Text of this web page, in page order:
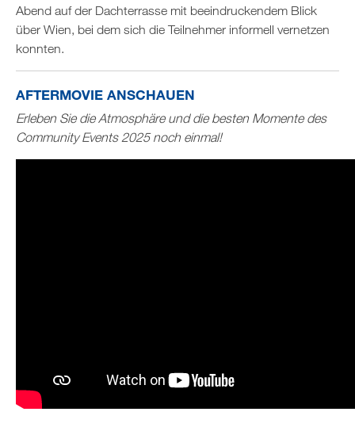
Abend auf der Dachterrasse mit beeindruckendem Blick
über Wien, bei dem sich die Teilnehmer informell vernetzen
konnten.
AFTERMOVIE ANSCHAUEN
Erleben Sie die Atmosphäre und die besten Momente des
Community Events 2025 noch einmal!